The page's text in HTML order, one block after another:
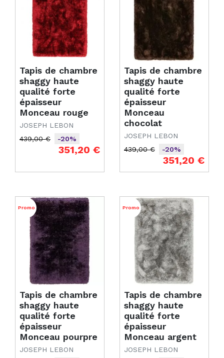
Tapis de chambre
shaggy haute
qualité forte
épaisseur
Monceau rouge
JOSEPH LEBON
Prix de base
439,00 €
-20%
351,20 €
Tapis de chambre
shaggy haute
qualité forte
épaisseur
Monceau
chocolat
JOSEPH LEBON
Prix de base
439,00 €
-20%
351,20 €
Tapis de chambre
shaggy haute
qualité forte
épaisseur
Monceau pourpre
JOSEPH LEBON
Promo
Tapis de chambre
shaggy haute
qualité forte
épaisseur
Monceau argent
JOSEPH LEBON
Promo